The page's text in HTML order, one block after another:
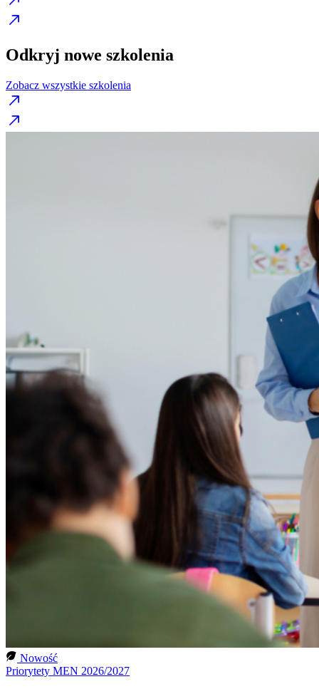
Odkryj nowe szkolenia
Zobacz wszystkie szkolenia
Nowość
Priorytety MEN 2026/2027